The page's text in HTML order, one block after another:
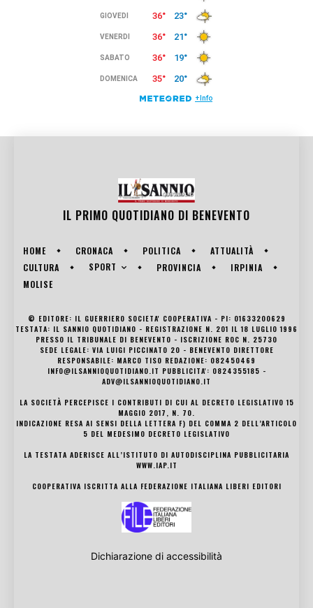
IL PRIMO QUOTIDIANO DI BENEVENTO
HOME CRONACA POLITICA
ATTUALITÀ
CULTURA
SPORT PROVINCIA
IRPINIA
MOLISE
© EDITORE: IL GUERRIERO SOCIETA' COOPERATIVA - PI: 01633200629
TESTATA: IL SANNIO QUOTIDIANO - REGISTRAZIONE N. 201 IL 18 LUGLIO 1996
PRESSO IL TRIBUNALE DI BENEVENTO - ISCRIZIONE ROC N. 25730
SEDE LEGALE: VIA LUIGI PICCINATO 20 - BENEVENTO DIRETTORE
RESPONSABILE: MARCO TISO REDAZIONE: 082450469
INFO@ILSANNIOQUOTIDIANO.IT PUBBLICITA': 0824355185 -
ADV@ILSANNIOQUOTIDIANO.IT
LA SOCIETÀ PERCEPISCE I CONTRIBUTI DI CUI AL DECRETO LEGISLATIVO 15
MAGGIO 2017, N. 70.
INDICAZIONE RESA AI SENSI DELLA LETTERA F) DEL COMMA 2 DELL’ARTICOLO
5 DEL MEDESIMO DECRETO LEGISLATIVO
LA TESTATA ADERISCE ALL’ISTITUTO DI AUTODISCIPLINA PUBBLICITARIA
WWW.IAP.IT
COOPERATIVA ISCRITTA ALLA FEDERAZIONE ITALIANA LIBERI EDITORI
Dichiarazione di accessibilità